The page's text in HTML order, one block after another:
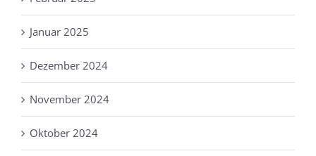
Januar 2025
Dezember 2024
November 2024
Oktober 2024